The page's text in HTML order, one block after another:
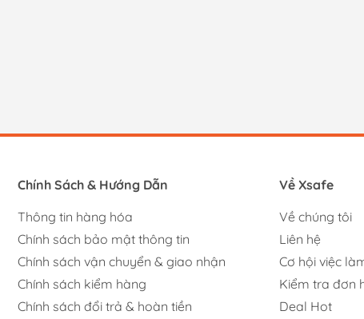
Chính Sách & Hướng Dẫn
Thông tin hàng hóa
Chính sách bảo mật thông tin
Chính sách vận chuyển & giao nhận
Chính sách kiểm hàng
Chính sách đổi trả & hoàn tiền
Về Xsafe
Về chúng tôi
Liên hệ
Cơ hội việc
Kiểm tra đơn
Deal Hot